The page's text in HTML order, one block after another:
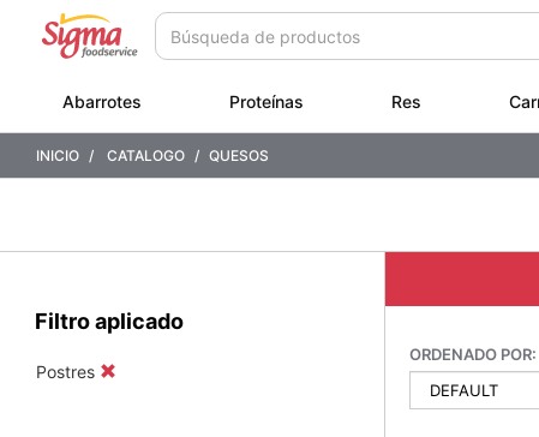
contenido
navegaciónAbarrotes Proteínas Res
INICIO CATALOGO QUESOS
Filtro aplicado
Postres
ORDENADO POR: